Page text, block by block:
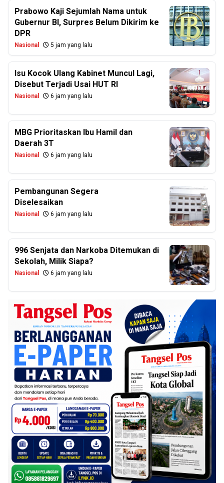
Prabowo Kaji Sejumlah Nama untuk
Gubernur BI, Surpres Belum Dikirim ke
DPR
Nasional 5 jam yang lalu
Isu Kocok Ulang Kabinet Muncul Lagi,
Disebut Terjadi Usai HUT RI
Nasional 6 jam yang lalu
MBG Prioritaskan Ibu Hamil dan
Daerah 3T
Nasional 6 jam yang lalu
Pembangunan Segera
Diselesaikan
Nasional 6 jam yang lalu
996 Senjata dan Narkoba Ditemukan di
Sekolah, Milik Siapa?
Nasional 6 jam yang lalu